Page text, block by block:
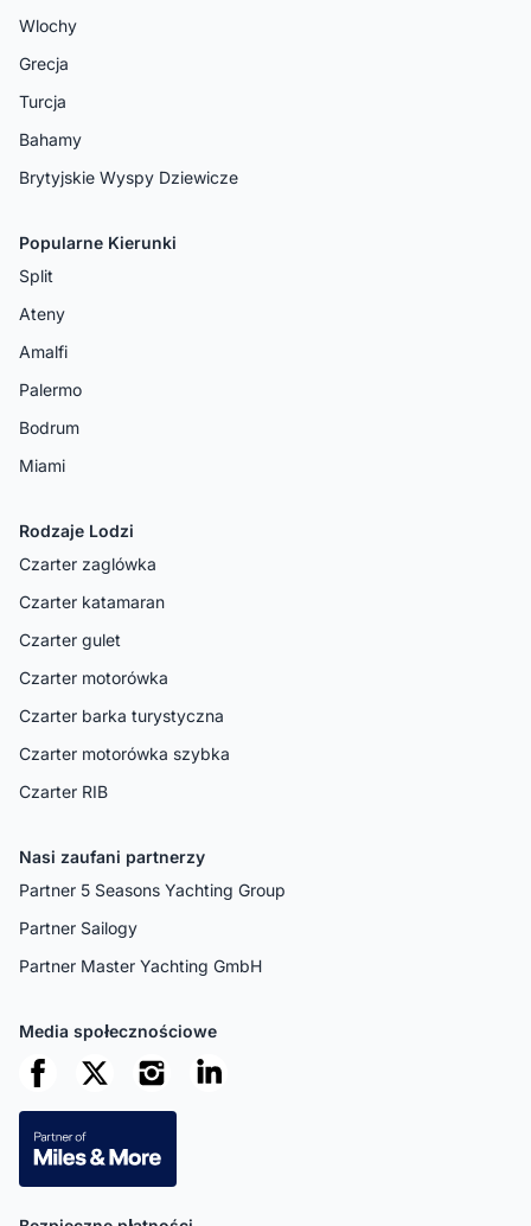
Wlochy
Grecja
Turcja
Bahamy
Brytyjskie Wyspy Dziewicze
Popularne Kierunki
Split
Ateny
Amalfi
Palermo
Bodrum
Miami
Rodzaje Lodzi
Czarter zaglówka
Czarter katamaran
Czarter gulet
Czarter motorówka
Czarter barka turystyczna
Czarter motorówka szybka
Czarter RIB
Nasi zaufani partnerzy
Partner 5 Seasons Yachting Group
Partner Sailogy
Partner Master Yachting GmbH
Media społecznościowe